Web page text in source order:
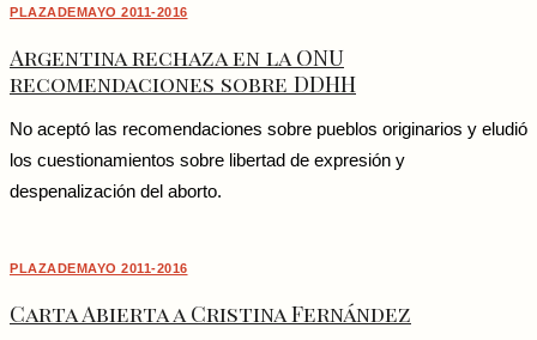
PLAZADEMAYO 2011-2016
Argentina rechaza en la ONU
recomendaciones sobre DDHH
No aceptó las recomendaciones sobre pueblos originarios y eludió
los cuestionamientos sobre libertad de expresión y
despenalización del aborto.
PLAZADEMAYO 2011-2016
Carta Abierta a Cristina Fernández